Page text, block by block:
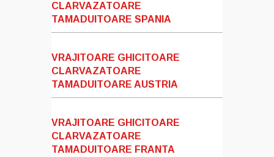
CLARVAZATOARE
TAMADUITOARE SPANIA
VRAJITOARE GHICITOARE
CLARVAZATOARE
TAMADUITOARE AUSTRIA
VRAJITOARE GHICITOARE
CLARVAZATOARE
TAMADUITOARE FRANTA